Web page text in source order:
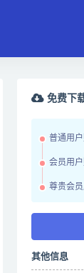
免费下
普通用户
会员用户
尊贵会员
其他信息